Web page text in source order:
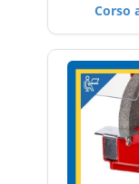
Corso